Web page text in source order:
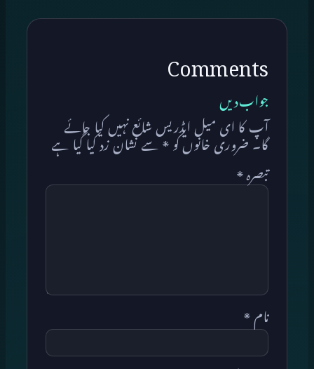
Comments
جواب دیں
آپ کا ای میل ایڈریس شائع نہیں کیا جائے
گا۔ ضروری خانوں کو* سے نشان زد کیا گیا ہے
تبصرہ*
نام *